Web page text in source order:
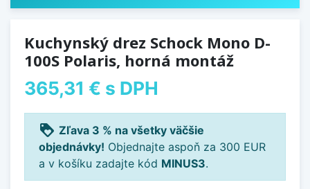
Kuchynský drez Schock Mono D-
100S Polaris, horná montáž
365,31 € s DPH
loyalty Zľava 3 % na všetky väčšie
objednávky! Objednajte aspoň za 300 EUR
a v košíku zadajte kód MINUS3.